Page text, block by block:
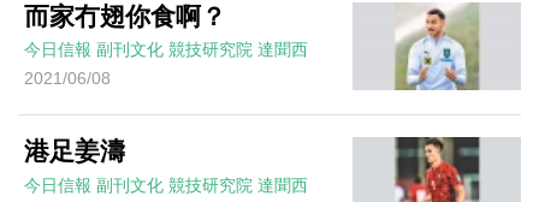
而家冇翅你食啊？
今日信報 副刊文化 競技研究院 達聞西
2021/06/08
港足姜濤
今日信報 副刊文化 競技研究院 達聞西